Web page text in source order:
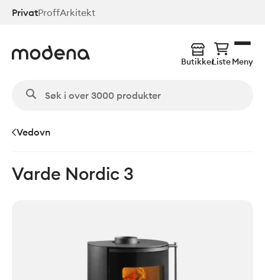
Hopp
PrivatProffArkitekt
ButikkerListeMeny
Vedovn
Varde Nordic 3